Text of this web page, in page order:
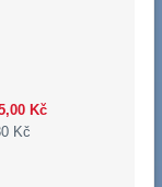
Kč
Kč